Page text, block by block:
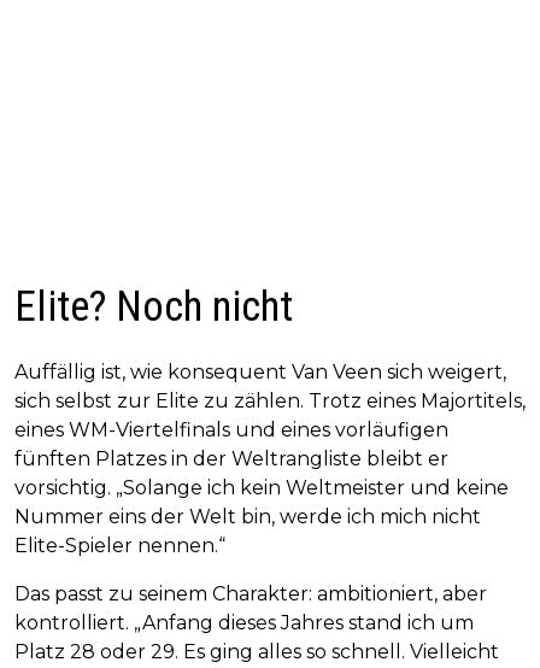
Elite? Noch nicht
Auffällig ist, wie konsequent Van Veen sich weigert,
sich selbst zur Elite zu zählen. Trotz eines Majortitels,
eines WM-Viertelfinals und eines vorläufigen
fünften Platzes in der Weltrangliste bleibt er
vorsichtig. „Solange ich kein Weltmeister und keine
Nummer eins der Welt bin, werde ich mich nicht
Elite-Spieler nennen.“
Das passt zu seinem Charakter: ambitioniert, aber
kontrolliert. „Anfang dieses Jahres stand ich um
Platz 28 oder 29. Es ging alles so schnell. Vielleicht